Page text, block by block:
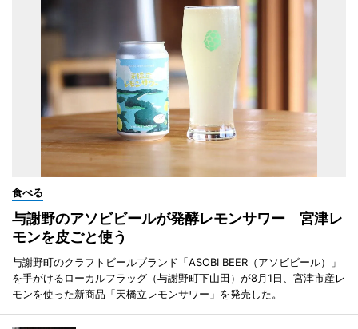
食べる
与謝野のアソビビールが発酵レモンサワー 宮津レ
モンを皮ごと使う
与謝野町のクラフトビールブランド「ASOBI BEER（アソビビール）」
を手がけるローカルフラッグ（与謝野町下山田）が8月1日、宮津市産レ
モンを使った新商品「天橋立レモンサワー」を発売した。